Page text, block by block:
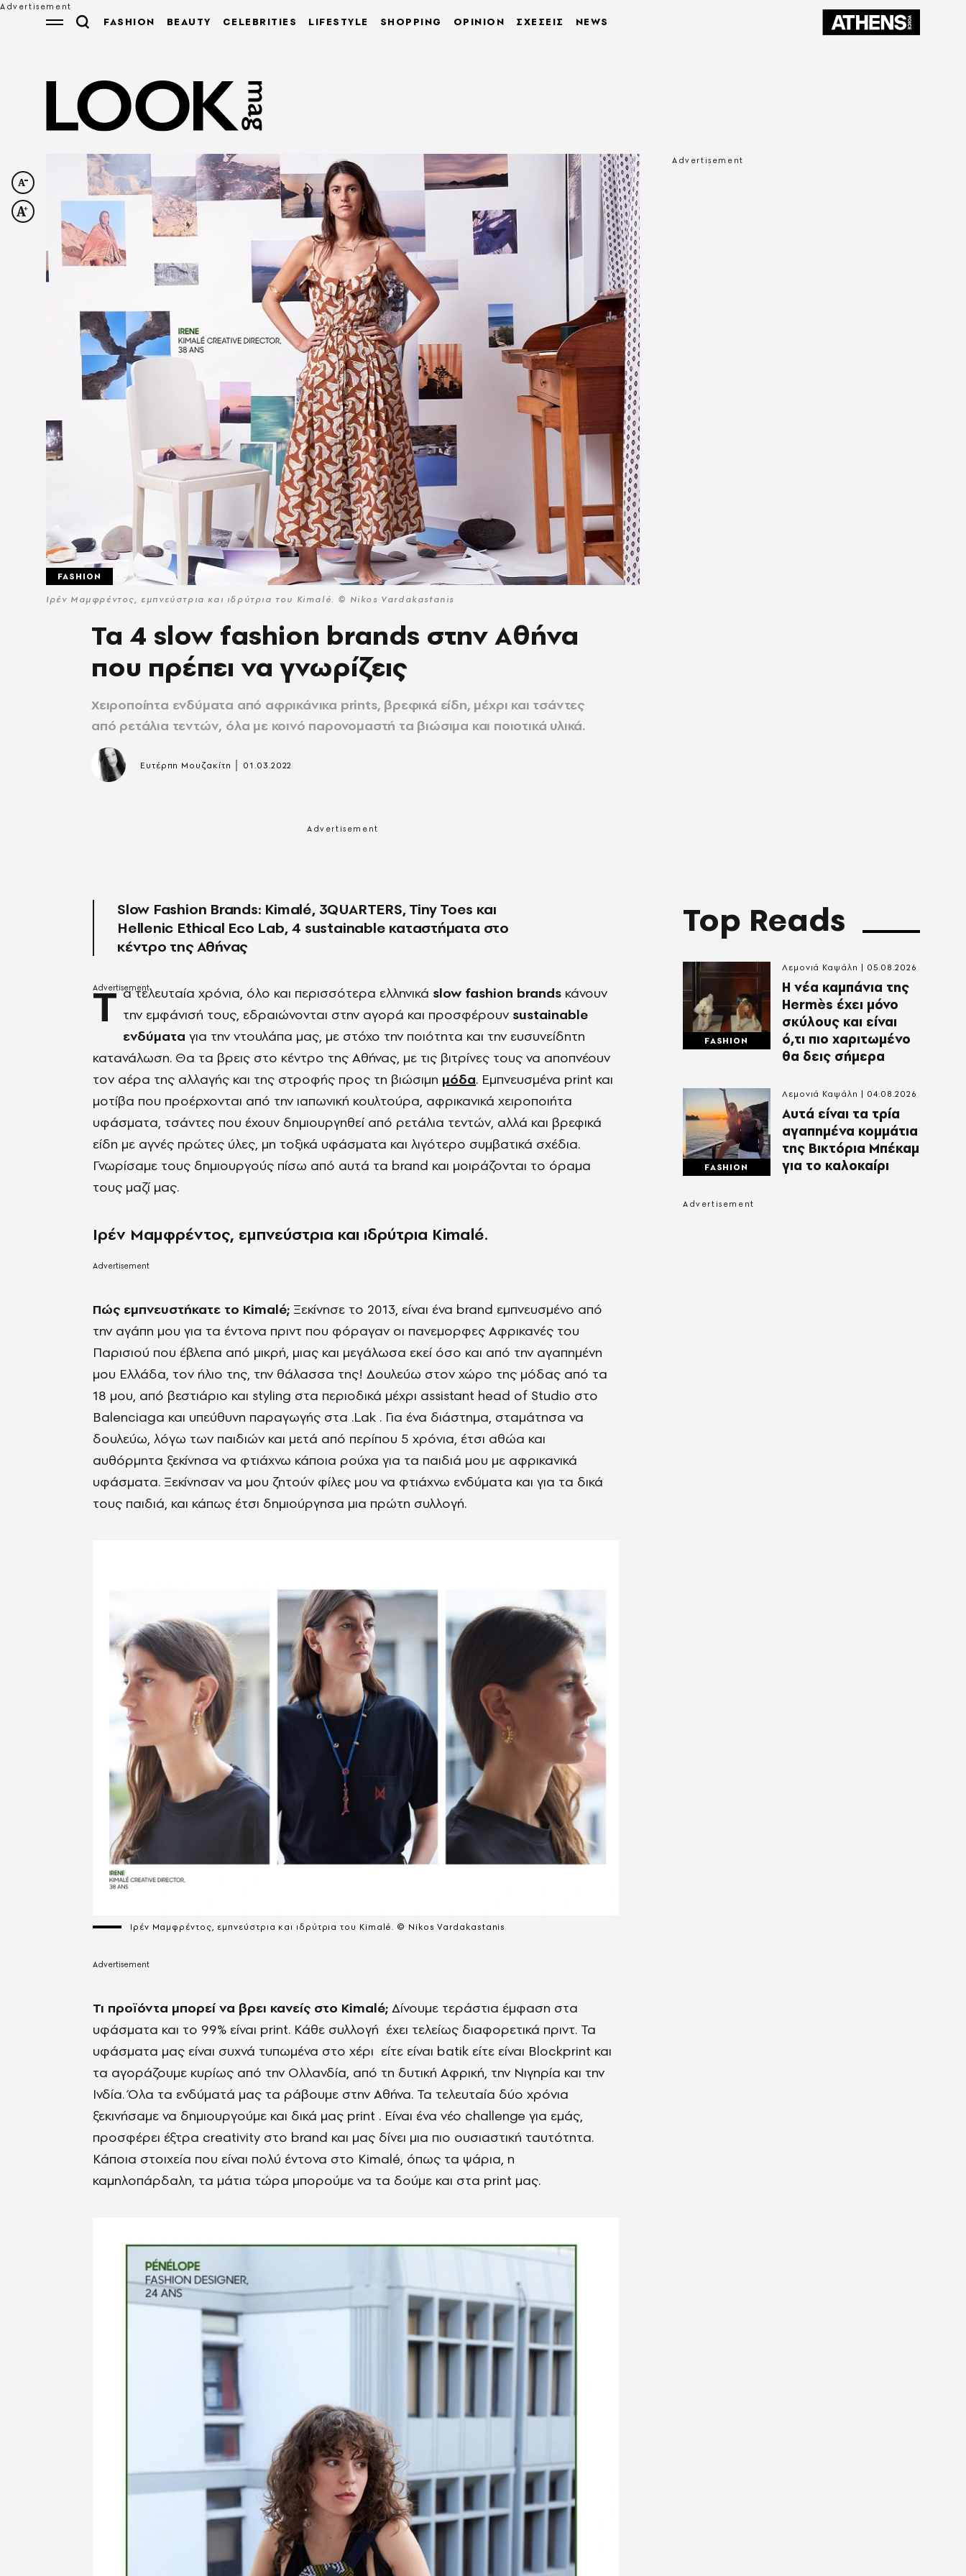
FASHION BEAUTY CELEBRITIES LIFESTYLE SHOPPING OPINION ΣΧΕΣΕΙΣ NEWS
Ιρέν Μαμφρέντος, εμπνεύστρια και ιδρύτρια του Kimalé. © Nikos Vardakastanis
FASHION
Τα 4 slow fashion brands στην Αθήνα
που πρέπει να γνωρίζεις
Χειροποίητα ενδύματα από αφρικάνικα prints, βρεφικά είδη, μέχρι και τσάντες
από ρετάλια τεντών, όλα με κοινό παρονομαστή τα βιώσιμα και ποιοτικά υλικά.
Ευτέρπη Μουζακίτη 01.03.2022
Slow Fashion Brands: Kimalé, 3QUARTERS, Tiny Toes και
Hellenic Ethical Eco Lab, 4 sustainable καταστήματα στο
κέντρο της Αθήνας
Τ α τελευταία χρόνια, όλο και περισσότερα ελληνικά slow fashion brands κάνουν
την εμφάνισή τους, εδραιώνονται στην αγορά και προσφέρουν sustainable
ενδύματα για την ντουλάπα μας, με στόχο την ποιότητα και την ευσυνείδητη
κατανάλωση. Θα τα βρεις στο κέντρο της Αθήνας, με τις βιτρίνες τους να αποπνέουν
τον αέρα της αλλαγής και της στροφής προς τη βιώσιμη μόδα. Εμπνευσμένα print και
μοτίβα που προέρχονται από την ιαπωνική κουλτούρα, αφρικανικά χειροποιήτα
υφάσματα, τσάντες που έχουν δημιουργηθεί από ρετάλια τεντών, αλλά και βρεφικά
είδη με αγνές πρώτες ύλες, μη τοξικά υφάσματα και λιγότερο συμβατικά σχέδια.
Γνωρίσαμε τους δημιουργούς πίσω από αυτά τα brand και μοιράζονται το όραμα
τους μαζί μας.
Ιρέν Μαμφρέντος, εμπνεύστρια και ιδρύτρια Kimalé.
Πώς εμπνευστήκατε το Kimalé; Ξεκίνησε το 2013, είναι ένα brand εμπνευσμένο από
την αγάπη μου για τα έντονα πριντ που φόραγαν οι πανεμορφες Αφρικανές του
Παρισιού που έβλεπα από μικρή, μιας και μεγάλωσα εκεί όσο και από την αγαπημένη
μου Ελλάδα, τον ήλιο της, την θάλασσα της! Δουλεύω στον χώρο της μόδας από τα
18 μου, από βεστιάριο και styling στα περιοδικά μέχρι assistant head of Studio στο
Balenciaga και υπεύθυνη παραγωγής στα .Lak . Για ένα διάστημα, σταμάτησα να
δουλεύω, λόγω των παιδιών και μετά από περίπου 5 χρόνια, έτσι αθώα και
αυθόρμητα ξεκίνησα να φτιάχνω κάποια ρούχα για τα παιδιά μου με αφρικανικά
υφάσματα. Ξεκίνησαν να μου ζητούν φίλες μου να φτιάχνω ενδύματα και για τα δικά
τους παιδιά, και κάπως έτσι δημιούργησα μια πρώτη συλλογή.
Ιρέν Μαμφρέντος, εμπνεύστρια και ιδρύτρια του Kimalé. © Nikos Vardakastanis
Τι προϊόντα μπορεί να βρει κανείς στο Kimalé; Δίνουμε τεράστια έμφαση στα
υφάσματα και το 99% είναι print. Κάθε συλλογή έχει τελείως διαφορετικά πριντ. Τα
υφάσματα μας είναι συχνά τυπωμένα στο χέρι είτε είναι batik είτε είναι Blockprint και
τα αγοράζουμε κυρίως από την Ολλανδία, από τη δυτική Αφρική, την Νιγηρία και την
Ινδία. Όλα τα ενδύματά μας τα ράβουμε στην Αθήνα. Τα τελευταία δύο χρόνια
ξεκινήσαμε να δημιουργούμε και δικά μας print . Είναι ένα νέο challenge για εμάς,
προσφέρει έξτρα creativity στο brand και μας δίνει μια πιο ουσιαστική ταυτότητα.
Κάποια στοιχεία που είναι πολύ έντονα στο Kimalé, όπως τα ψάρια, η
καμηλοπάρδαλη, τα μάτια τώρα μπορούμε να τα δούμε και στα print μας.
Top Reads
FASHION
Η νέα καμπάνια της
Hermès έχει μόνο
σκύλους και είναι
ό,τι πιο χαριτωμένο
θα δεις σήμερα
Λεμονιά Καψάλη 05.08.2026
FASHION
Αυτά είναι τα τρία
αγαπημένα κομμάτια
της Βικτόρια Μπέκαμ
για το καλοκαίρι
Λεμονιά Καψάλη 04.08.2026